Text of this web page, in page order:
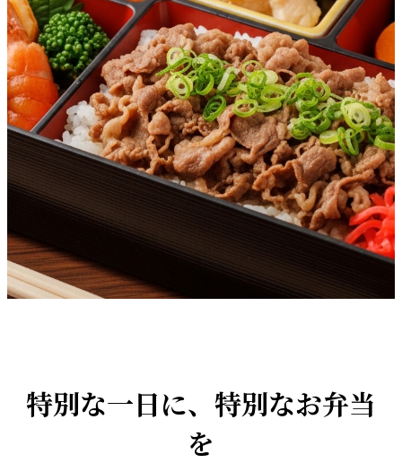
こだわりの国産牛を使った極上の味わい
お弁当を見る
特別な一日に、特別なお弁当
を